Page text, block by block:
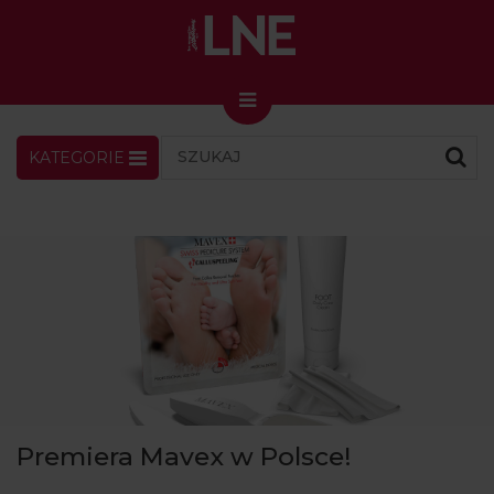
LNENEWS
KONGRES I TARGI
Skin Master w Warszawie
49. edycja w Krakowie
VIDEO
PODCAST
MAGAZYN
O NAS
KATEGORIE
Premiera Mavex w Polsce!